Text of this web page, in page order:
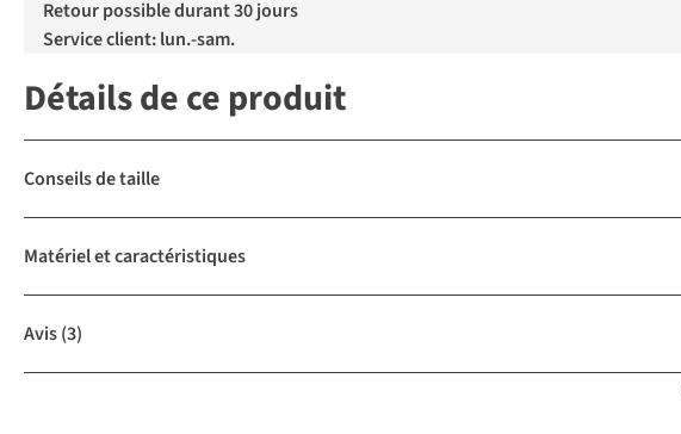
Retour possible durant 30 jours
Service client: lun.-sam.
Détails de ce produit
Conseils de taille
Matériel et caractéristiques
Avis(3)